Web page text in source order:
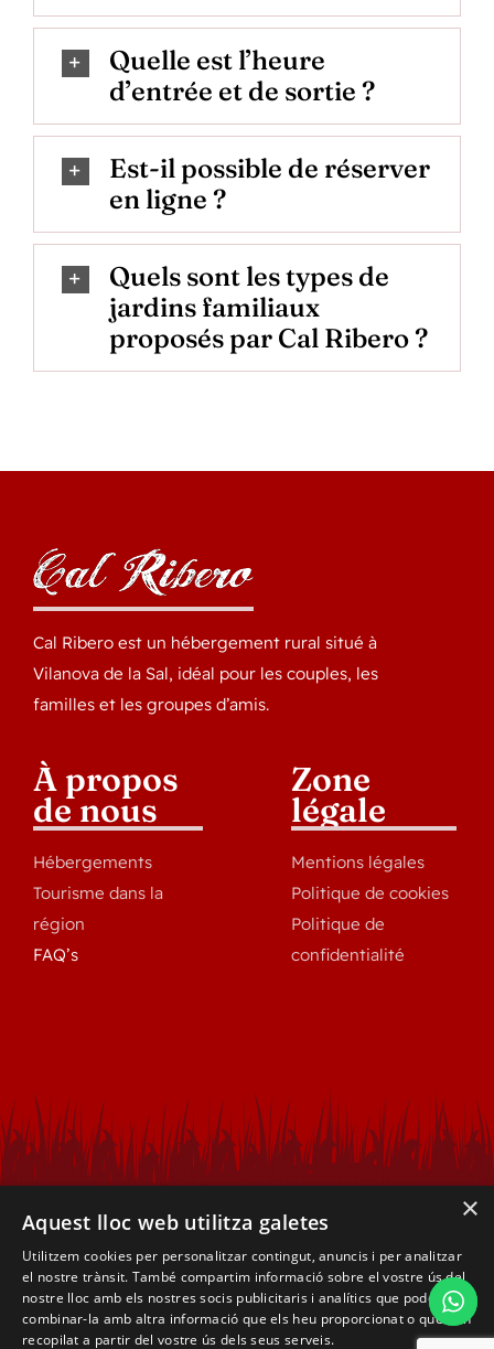
Quelle est l’heure
d’entrée et de sortie ?
Est-il possible de réserver
en ligne ?
Quels sont les types de
jardins familiaux
proposés par Cal Ribero ?
Cal Ribero est un hébergement rural situé à
Vilanova de la Sal, idéal pour les couples, les
familles et les groupes d’amis.
À propos
de nous
Hébergements
Tourisme dans la
région
FAQ’s
Zone
légale
Mentions légales
Politique de cookies
Politique de
confidentialité
×
Aquest lloc web utilitza galetes
Utilitzem cookies per personalitzar contingut, anuncis i per analitzar
el nostre trànsit. També compartim informació sobre el vostre ús del
nostre lloc amb els nostres socis publicitaris i analítics que poden
combinar-la amb altra informació que els heu proporcionat o que han
recopilat a partir del vostre ús dels seus serveis.